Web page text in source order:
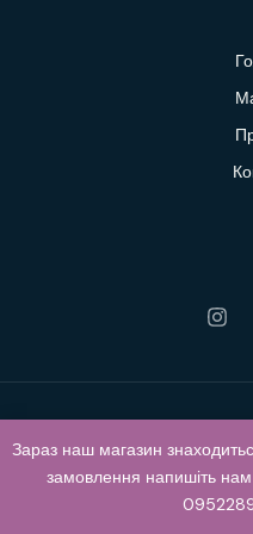
Зараз наш магазин
замовлення напишіть
© 2026 Klubok.